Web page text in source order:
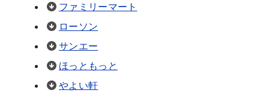
ファミリーマート
ローソン
サンエー
ほっともっと
やよい軒